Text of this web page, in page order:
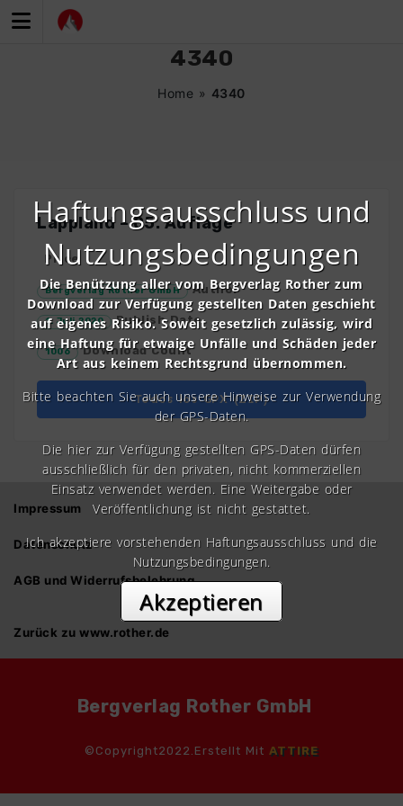
Inhalt
4340
Home » 4340
Lappland – 05. Auflage
Price
Bergverlag Rother GmbH Author
1. Juli 2020 Publish Date
1006 Download Count
Todos los GPX (ZIP)
Impressum
Datenschutz
AGB und Widerrufsbelehrung
Zurück zu www.rother.de
Bergverlag Rother GmbH
©Copyright2022.Erstellt Mit ATTIRE
Haftungsausschluss und
Nutzungsbedingungen
Die Benützung aller vom Bergverlag Rother zum
Download zur Verfügung gestellten Daten geschieht
auf eigenes Risiko. Soweit gesetzlich zulässig, wird
eine Haftung für etwaige Unfälle und Schäden jeder
Art aus keinem Rechtsgrund übernommen.
Bitte beachten Sie auch unsere Hinweise zur Verwendung
der GPS-Daten.
Die hier zur Verfügung gestellten GPS-Daten dürfen
ausschließlich für den privaten, nicht kommerziellen
Einsatz verwendet werden. Eine Weitergabe oder
Veröffentlichung ist nicht gestattet.
Ich akzeptiere vorstehenden Haftungsausschluss und die
Nutzungsbedingungen.
Akzeptieren